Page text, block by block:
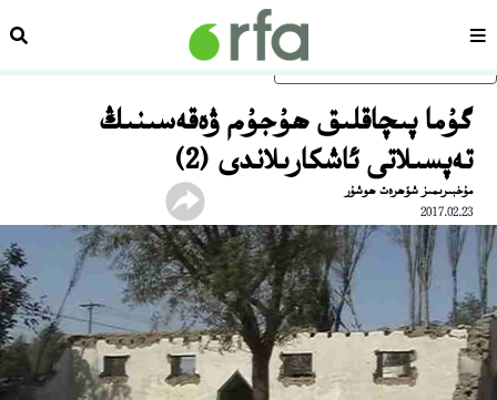
ئاساسلىق مەزمۇنغا ئاتلاڭسەھىپە
گۇما پىچاقلىق ھۇجۇم ۋەقەسىنىڭ
تەپسىلاتى ئاشكارىلاندى (2)
مۇخبىرىمىز شۆھرەت ھوشۇر
2017.02.23